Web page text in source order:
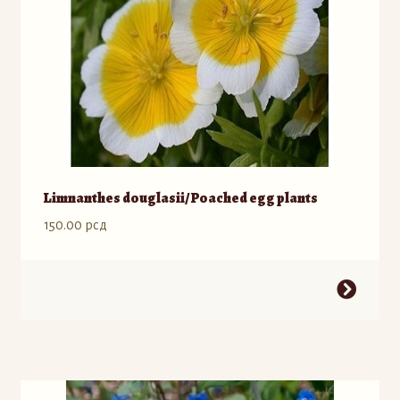
stranici
proizvoda.
Limnanthes douglasii/ Poached egg plants
150.00 рсд
varijanti.